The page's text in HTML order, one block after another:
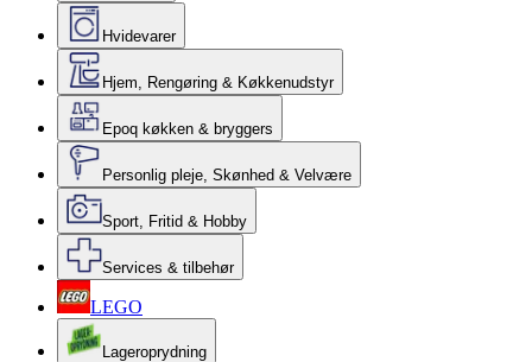
Hvidevarer
Hjem, Rengøring & Køkkenudstyr
Epoq køkken & bryggers
Personlig pleje, Skønhed & Velvære
Sport, Fritid & Hobby
Services & tilbehør
LEGO
Lageroprydning